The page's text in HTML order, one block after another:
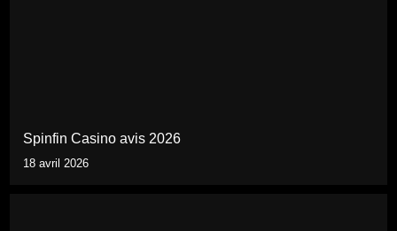
Spinfin Casino avis 2026
18 avril 2026